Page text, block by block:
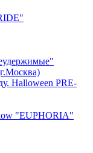
Halloween PRE-
"EUPHORIA"